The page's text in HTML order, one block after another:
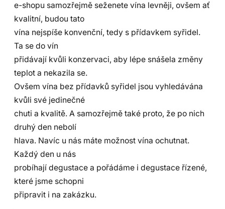
e-shopu samozřejmě seženete vína levněji, ovšem ať
kvalitní, budou tato
vína nejspíše konvenční, tedy s přídavkem syřidel.
Ta se do vín
přidávají kvůli konzervaci, aby lépe snášela změny
teplot a nekazila se.
Ovšem vína bez přídavků syřidel jsou vyhledávána
kvůli své jedinečné
chuti a kvalitě. A samozřejmě také proto, že po nich
druhý den nebolí
hlava. Navíc u nás máte možnost vína ochutnat.
Každý den u nás
probíhají degustace a pořádáme i degustace řízené,
které jsme schopni
připravit i na zakázku.